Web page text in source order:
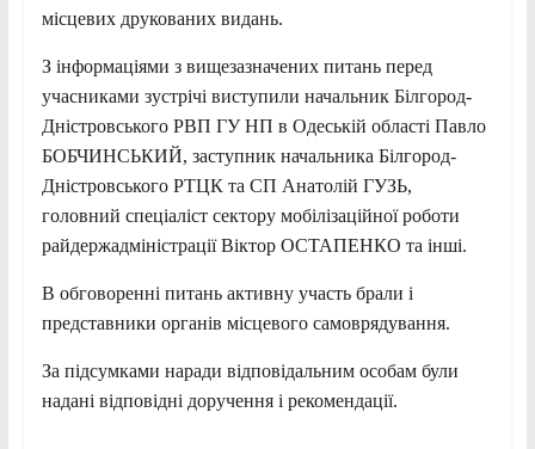
місцевих друкованих видань.
З інформаціями з вищезазначених питань перед
учасниками зустрічі виступили начальник Білгород-
Дністровського РВП ГУ НП в Одеській області Павло
БОБЧИНСЬКИЙ, заступник начальника Білгород-
Дністровського РТЦК та СП Анатолій ГУЗЬ,
головний спеціаліст сектору мобілізаційної роботи
райдержадміністрації Віктор ОСТАПЕНКО та інші.
В обговоренні питань активну участь брали і
представники органів місцевого самоврядування.
За підсумками наради відповідальним особам були
надані відповідні доручення і рекомендації.